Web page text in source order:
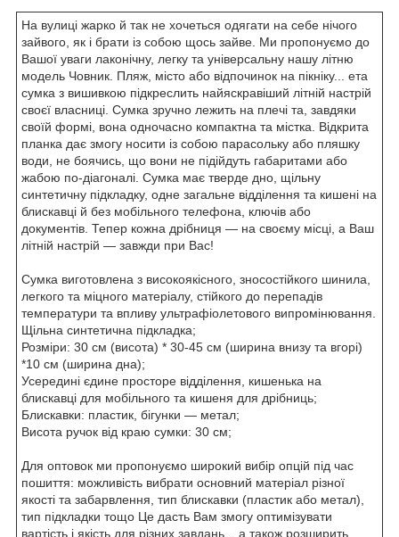
На вулиці жарко й так не хочеться одягати на себе нічого
зайвого, як і брати із собою щось зайве. Ми пропонуємо до
Вашої уваги лаконічну, легку та універсальну нашу літню
модель Човник. Пляж, місто або відпочинок на пікніку... ета
сумка з вишивкою підкреслить найяскравіший літній настрій
своєї власниці. Сумка зручно лежить на плечі та, завдяки
своїй формі, вона одночасно компактна та містка. Відкрита
планка дає змогу носити із собою парасольку або пляшку
води, не боячись, що вони не підійдуть габаритами або
жабою по-діагоналі. Сумка має тверде дно, щільну
синтетичну підкладку, одне загальне відділення та кишені на
блискавці й без мобільного телефона, ключів або
документів. Тепер кожна дрібниця — на своєму місці, а Ваш
літній настрій — завжди при Вас!
Сумка виготовлена з високоякісного, зносостійкого шинила,
легкого та міцного матеріалу, стійкого до перепадів
температури та впливу ультрафіолетового випромінювання.
Щільна синтетична підкладка;
Розміри: 30 см (висота) * 30-45 см (ширина внизу та вгорі)
*10 см (ширина дна);
Усередині єдине просторе відділення, кишенька на
блискавці для мобільного та кишеня для дрібниць;
Блискавки: пластик, бігунки — метал;
Висота ручок від краю сумки: 30 см;
Для оптовок ми пропонуємо широкий вибір опцій під час
пошиття: можливість вибрати основний матеріал різної
якості та забарвлення, тип блискавки (пластик або метал),
тип підкладки тощо Це дасть Вам змогу оптимізувати
вартість і якість для різних завдань, , а також розширить